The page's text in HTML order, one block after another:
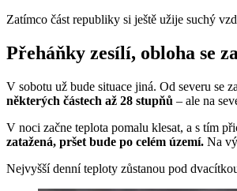
Zatímco část republiky si ještě užije suchý
Přeháňky zesílí, obloha se
V sobotu už bude situace jiná. Od severu se
některých částech až 28 stupňů – ale na
V noci začne teplota pomalu klesat, a s tím
zatažená, pršet bude po celém území. Na
Nejvyšší denní teploty zůstanou pod